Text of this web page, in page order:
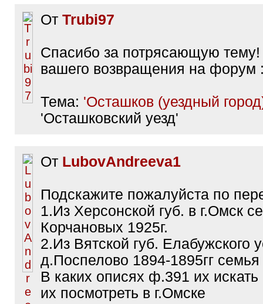
От Trubi97
Спасибо за потрясающую
вашего возвращения на форум
Тема: 'Осташков (уездный
'Осташковский уезд'
От LubovAndreeva1
Подскажите пожалуйста по
1.Из Херсонской губ. в г.Омск
Корчановых 1925г.
2.Из Вятской губ. Елабужского
д.Поспелово 1894-1895гг
В каких описях ф.391 их
их посмотреть в г.Омске